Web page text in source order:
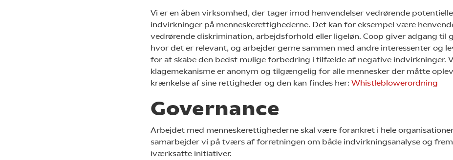
Vi er en åben virksomhed, der tager imod henvendelser vedrørende potentielle
indvirkninger på menneskerettighederne. Det kan for eksempel være
vedrørende diskrimination, arbejdsforhold eller ligeløn. Coop giver adgang til
hvor det er relevant, og arbejder gerne sammen med andre interessenter og
for at skabe den bedst mulige forbedring i tilfælde af negative indvirkninger.
klagemekanisme er anonym og tilgængelig for alle mennesker der måtte
krænkelse af sine rettigheder og den kan findes her: Whistleblowerordning
Governance
Arbejdet med menneskerettighederne skal være forankret i hele
samarbejder vi på tværs af forretningen om både indvirkningsanalyse og
iværksatte initiativer.